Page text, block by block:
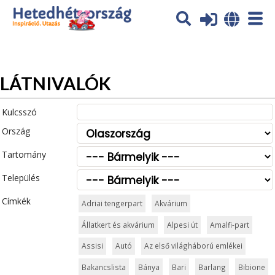
Az oldal sütiket (cookies) használ. További tájékoztatás itt:
Adatvédelmi tájékoztató
LÁTNIVALÓK
Kulcsszó
Ország
Tartomány
Település
Címkék
Adriai tengerpart Akvárium
Állatkert és akvárium Alpesi út Amalfi-part
Assisi Autó Az első világháború emlékei
Bakancslista Bánya Bari Barlang Bibione